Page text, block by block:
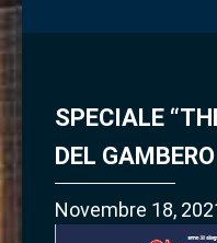
SPECIALE
DEL
Novembre 18,